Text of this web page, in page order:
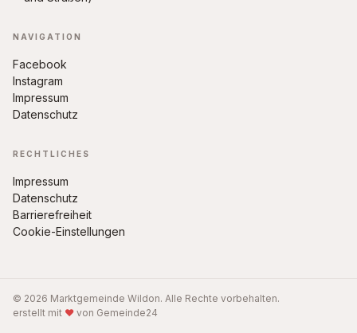
NAVIGATION
Facebook
Instagram
Impressum
Datenschutz
RECHTLICHES
Impressum
Datenschutz
Barrierefreiheit
Cookie-Einstellungen
© 2026 Marktgemeinde Wildon. Alle Rechte vorbehalten.
erstellt mit ♥ von Gemeinde24